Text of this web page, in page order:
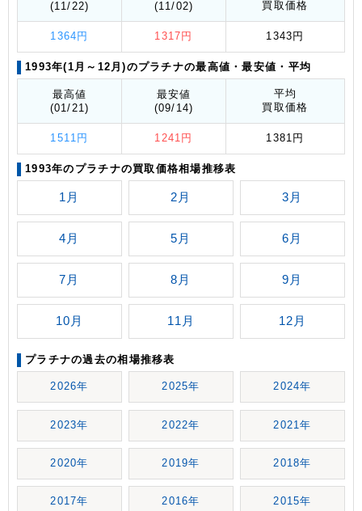
(11/22)
(11/02)
買取価格
1364円 1317円 1343円
1993年(1月～12月)のプラチナの最高値 ・最安値 ・平均
最高値
(01/21)
最安値
(09/14)
平均
買取価格
1511円 1241円 1381円
1993年のプラチナの買取価格相場推移表
1月 2月 3月
4月 5月 6月
7月 8月 9月
10月 11月 12月
プラチナの過去の相場推移表
2026年 2025年 2024年
2023年 2022年 2021年
2020年 2019年 2018年
2017年 2016年 2015年